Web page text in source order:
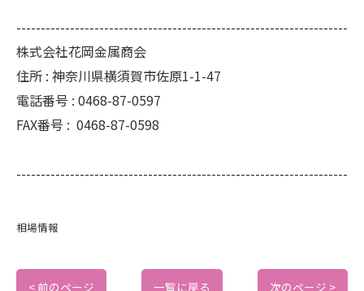
--------------------------------------------------------------------
株式会社花岡金属商会
住所 : 神奈川県横須賀市佐原1-1-47
電話番号 : 0468-87-0597
FAX番号 : 0468-87-0598
--------------------------------------------------------------------
相場情報
< 前のページ 一覧に戻る 次のページ >